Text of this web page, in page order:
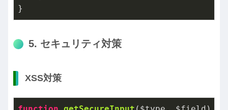
}
5. セキュリティ対策
XSS対策